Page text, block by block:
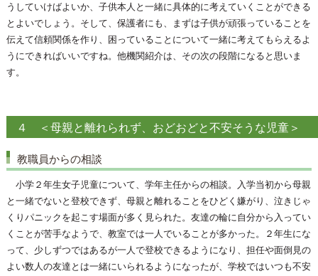
うしていけばよいか、子供本人と一緒に具体的に考えていくことができる
とよいでしょう。そして、保護者にも、まずは子供が頑張っていることを
伝えて信頼関係を作り、困っていることについて一緒に考えてもらえるよ
うにできればいいですね。他機関紹介は、その次の段階になると思いま
す。
４ ＜母親と離れられず、おどおどと不安そうな児童＞
教職員からの相談
小学２年生女子児童について、学年主任からの相談。入学当初から母親
と一緒でないと登校できず、母親と離れることをひどく嫌がり、泣きじゃ
くりパニックを起こす場面が多く見られた。友達の輪に自分から入ってい
くことが苦手なようで、教室では一人でいることが多かった。２年生にな
って、少しずつではあるが一人で登校できるようになり、担任や面倒見の
よい数人の友達とは一緒にいられるようになったが、学校ではいつも不安